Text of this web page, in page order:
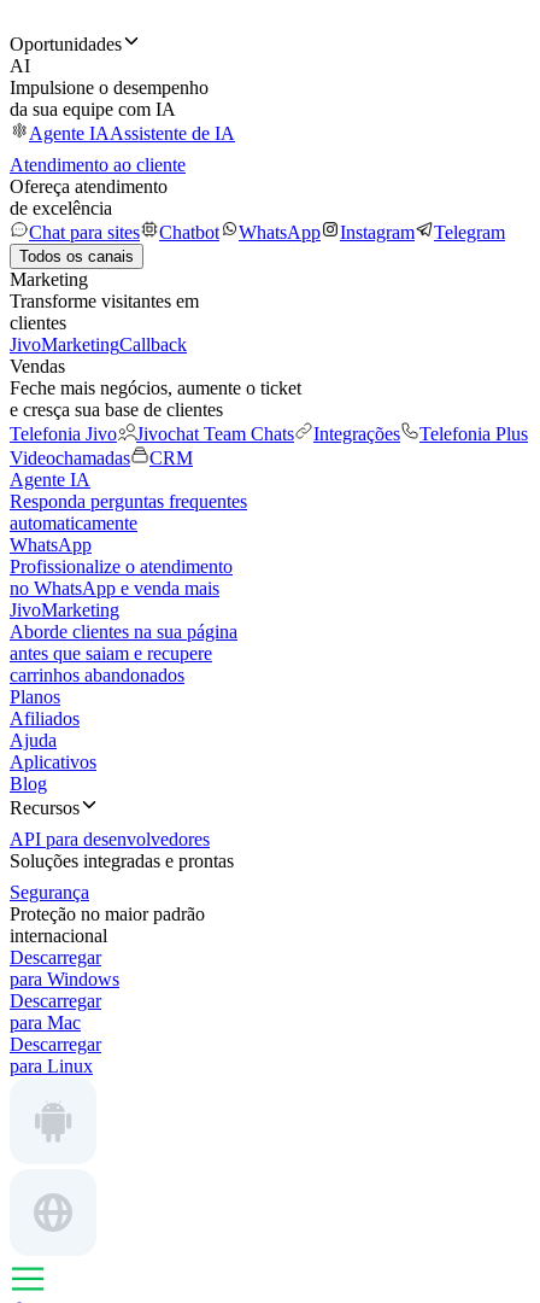
Oportunidades
AI
Impulsione o desempenho
da sua equipe com IA
Agente IAAssistente de IA
Atendimento ao cliente
Ofereça atendimento
de excelência
Chat para sites
Chatbot WhatsApp Instagram Telegram
Todos os canais
Marketing
Transforme visitantes em
clientes
JivoMarketingCallback
Vendas
Feche mais negócios, aumente o ticket
e cresça sua base de clientes
Telefonia Jivo
Jivochat Team Chats Integrações
Telefonia Plus
Videochamadas
CRM
Agente IA
Responda perguntas frequentes
automaticamente
WhatsApp
Profissionalize o atendimento
no WhatsApp e venda mais
JivoMarketing
Aborde clientes na sua página
antes que saiam e recupere
carrinhos abandonados
Planos
Afiliados
Ajuda
Aplicativos
Blog
Recursos
API para desenvolvedores
Soluções integradas e prontas
Segurança
Proteção no maior padrão
internacional
Descarregar
para Windows
Descarregar
para Mac
Descarregar
para Linux